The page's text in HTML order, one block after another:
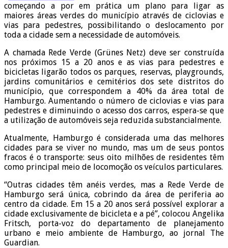
começando a por em prática um plano para ligar as
maiores áreas verdes do município através de ciclovias e
vias para pedestres, possibilitando o deslocamento por
toda a cidade sem a necessidade de automóveis.
A chamada Rede Verde (Grünes Netz) deve ser construída
nos próximos 15 a 20 anos e as vias para pedestres e
bicicletas ligarão todos os parques, reservas, playgrounds,
jardins comunitários e cemitérios dos sete distritos do
município, que correspondem a 40% da área total de
Hamburgo. Aumentando o número de ciclovias e vias para
pedestres e diminuindo o acesso dos carros, espera-se que
a utilização de automóveis seja reduzida substancialmente.
Atualmente, Hamburgo é considerada uma das melhores
cidades para se viver no mundo, mas um de seus pontos
fracos é o transporte: seus oito milhões de residentes têm
como principal meio de locomoção os veículos particulares.
“Outras cidades têm anéis verdes, mas a Rede Verde de
Hamburgo será única, cobrindo da área de periferia ao
centro da cidade. Em 15 a 20 anos será possível explorar a
cidade exclusivamente de bicicleta e a pé”, colocou Angelika
Fritsch, porta-voz do departamento de planejamento
urbano e meio ambiente de Hamburgo, ao jornal The
Guardian.